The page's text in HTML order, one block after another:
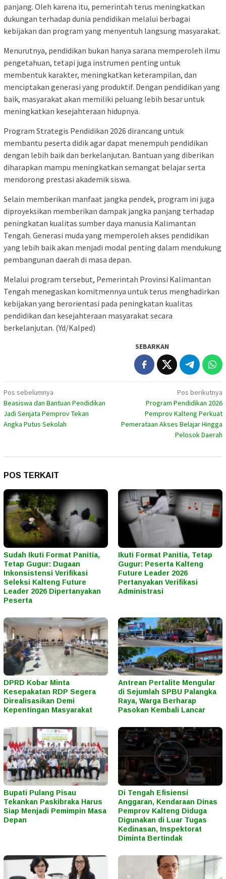
panjang. Oleh karena itu, pemerintah terus meningkatkan
dukungan terhadap dunia pendidikan melalui berbagai
kebijakan dan program yang menyentuh langsung masyarakat.
Menurutnya, pendidikan bukan hanya sarana memperoleh ilmu
pengetahuan, tetapi juga instrumen penting untuk
membentuk karakter, meningkatkan keterampilan, dan
menciptakan generasi yang produktif. Dengan pendidikan yang
baik, masyarakat akan memiliki peluang lebih besar untuk
meningkatkan kesejahteraan hidupnya.
Program Strategis Pendidikan 2026 dirancang untuk
membantu peserta didik agar dapat menempuh pendidikan
dengan lebih baik dan berkelanjutan. Bantuan yang diberikan
diharapkan mampu meningkatkan semangat belajar serta
mendorong prestasi akademik siswa.
Selain memberikan manfaat jangka pendek, program ini juga
diproyeksikan memberikan dampak jangka panjang terhadap
peningkatan kualitas sumber daya manusia Kalimantan
Tengah. Generasi muda yang memperoleh akses pendidikan
yang lebih baik akan menjadi modal penting dalam mendukung
pembangunan daerah di masa depan.
Melalui program tersebut, Pemerintah Provinsi Kalimantan
Tengah menegaskan komitmennya untuk terus menghadirkan
kebijakan yang berorientasi pada peningkatan kualitas
pendidikan dan kesejahteraan masyarakat secara
berkelanjutan. (Yd/Kalped)
SEBARKAN
Navigasi
pos
Pos sebelumnya
Beasiswa dan Bantuan Pendidikan
Jadi Senjata Pemprov Tekan
Angka Putus Sekolah
Pos berikutnya
Program Pendidikan 2026
Pemprov Kalteng Perkuat
Pemerataan Akses Belajar Hingga
Pelosok Daerah
POS TERKAIT
Sudah Ikuti Format Panitia,
Tetap Gugur: Dugaan
Inkonsistensi Verifikasi
Seleksi Kalteng Future
Leader 2026 Dipertanyakan
Peserta
Ikuti Format Panitia, Tetap
Gugur: Peserta Kalteng
Future Leader 2026
Pertanyakan Verifikasi
Administrasi
DPRD Kobar Minta
Kesepakatan RDP Segera
Direalisasikan Demi
Kepentingan Masyarakat
Antrean Pertalite Mengular
di Sejumlah SPBU Palangka
Raya, Warga Berharap
Pasokan Kembali Lancar
Bupati Pulang Pisau
Tekankan Paskibraka Harus
Siap Menjadi Pemimpin Masa
Depan
Di Tengah Efisiensi
Anggaran, Kendaraan Dinas
Pemprov Kalteng Diduga
Digunakan di Luar Tugas
Kedinasan, Inspektorat
Diminta Bertindak